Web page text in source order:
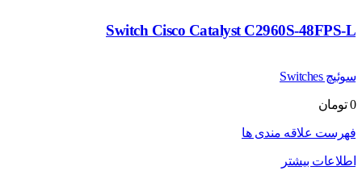
Switch Cisco Catalyst C2960S-48FPS-L
سوئیچ Switches
0 تومان
فهرست علاقه مندی ها
اطلاعات بیشتر